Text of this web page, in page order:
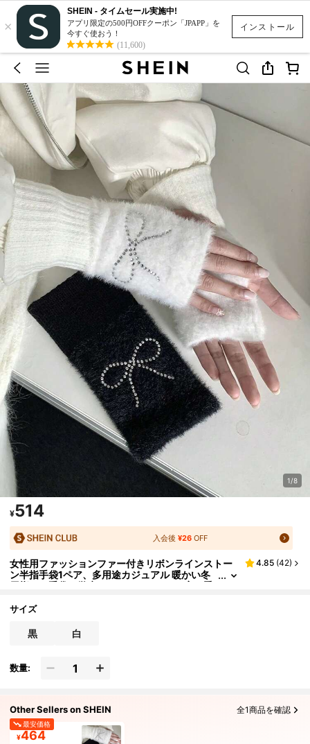
インストール
×
SHEIN - タイムセール実施中!
アプリ限定の500円OFFクーポン「JPAPP」を
今すぐ使おう！
(11,600)
1/8
¥514
入会後¥26 OFF
女性用ファッションファー付きリボンラインストー
ン半指手袋1ペア、多用途カジュアル 暖かい冬
用指なし手袋、学生、オフィスワーク、寒い季
4.85 (42)
サイズ
黒 白
数量:
Other Sellers on SHEIN 全1商品を確認
最安価格
¥464